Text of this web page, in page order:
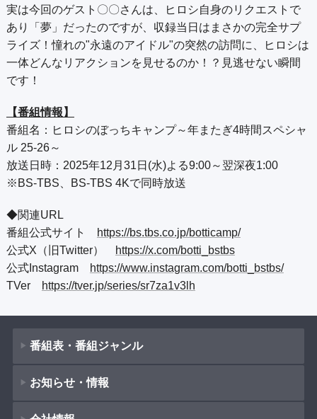
実は今回のゲスト〇〇さんは、ヒロシ自身のリクエストで
あり「夢」だったのですが、収録当日はまさかの完全サプ
ライズ！憧れの"永遠のアイドル"の突然の訪問に、ヒロシは
一体どんなリアクションを見せるのか！？見逃せない瞬間
です！
【番組情報】
番組名：ヒロシのぼっちキャンプ～年またぎ4時間スペシャ
ル 25-26～
放送日時：2025年12月31日(水)よる9:00～翌深夜1:00
※BS-TBS、BS-TBS 4Kで同時放送
◆関連URL
番組公式サイト
https://bs.tbs.co.jp/botticamp/
公式X（旧Twitter）
https://x.com/botti_bstbs
公式Instagram
https://www.instagram.com/botti_bstbs/
TVer
https://tver.jp/series/sr7za1v3lh
番組表・番組ジャンル
番組表
お知らせ・情報